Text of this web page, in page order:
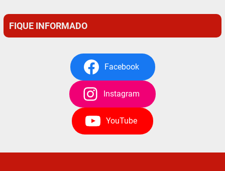
FIQUE INFORMADO
Facebook
Instagram
YouTube